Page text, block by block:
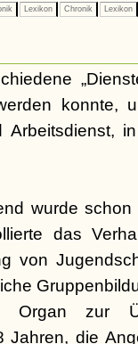
Lexikon Chronik Lexikon
konnte,
wurde
das
von
zur
die